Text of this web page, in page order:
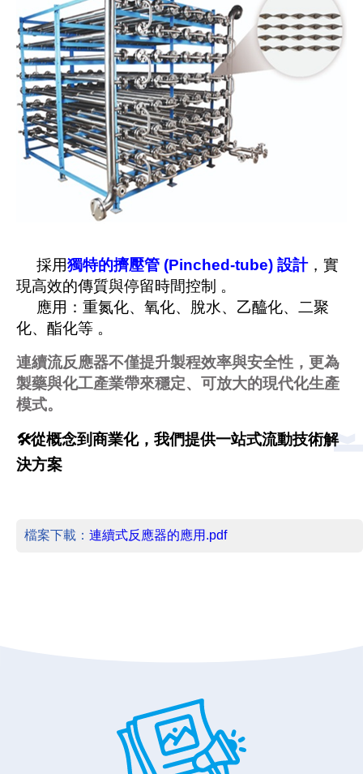
採用獨特的擠壓管 (Pinched-tube) 設計，實
現高效的傳質與停留時間控制 。
應用：重氮化、氧化、脫水、乙醯化、二聚
化、酯化等 。
連續流反應器不僅提升製程效率與安全性，更為
製藥與化工產業帶來穩定、可放大的現代化生產
模式。
🛠️從概念到商業化，我們提供一站式流動技術解
決方案
檔案下載： 連續式反應器的應用.pdf